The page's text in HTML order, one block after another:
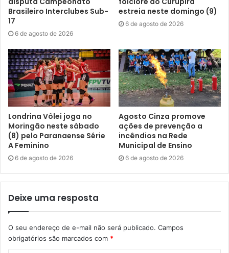
Brasileiro Interclubes Sub-
17
6 de agosto de 2026
estreia neste domingo (9)
6 de agosto de 2026
Londrina Vôlei joga no
Moringão neste sábado
(8) pelo Paranaense Série
A Feminino
6 de agosto de 2026
Agosto Cinza promove
ações de prevenção a
incêndios na Rede
Municipal de Ensino
6 de agosto de 2026
Deixe uma resposta
O seu endereço de e-mail não será publicado. Campos
obrigatórios são marcados com *